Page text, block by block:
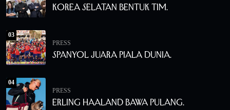
Korea Selatan Bentuk Tim.
03
PRESS
Spanyol Juara Piala Dunia.
04
PRESS
Erling Haaland Bawa Pulang.